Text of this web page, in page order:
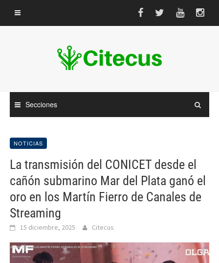
contenido
Secciones
NOTICIAS
La transmisión del CONICET desde el
cañón submarino Mar del Plata ganó el
oro en los Martín Fierro de Canales de
Streaming
15 diciembre, 2025 Citecus